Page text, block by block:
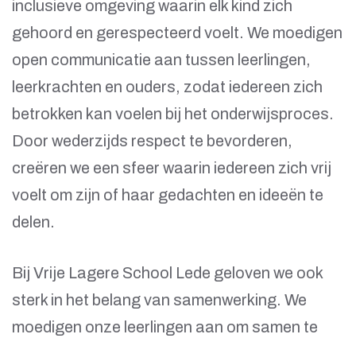
inclusieve omgeving waarin elk kind zich
gehoord en gerespecteerd voelt. We moedigen
open communicatie aan tussen leerlingen,
leerkrachten en ouders, zodat iedereen zich
betrokken kan voelen bij het onderwijsproces.
Door wederzijds respect te bevorderen,
creëren we een sfeer waarin iedereen zich vrij
voelt om zijn of haar gedachten en ideeën te
delen.
Bij Vrije Lagere School Lede geloven we ook
sterk in het belang van samenwerking. We
moedigen onze leerlingen aan om samen te